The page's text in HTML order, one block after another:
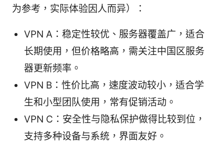
为参考，实际体验因人而异）：
VPN A：稳定性较优、服务器覆盖广，适合
长期使用，但价格略高，需关注中国区服务
器更新频率。
VPN B：性价比高，速度波动较小，适合学
生和小型团队使用，常有促销活动。
VPN C：安全性与隐私保护做得比较到位，
支持多种设备与系统，界面友好。